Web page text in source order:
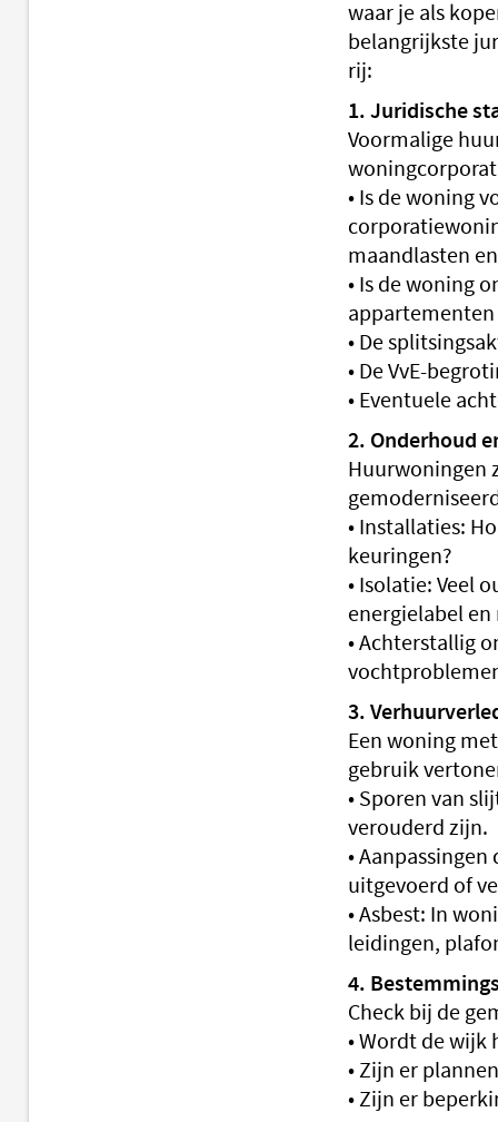
waar je als
belangrijkste
rij:
1. Juridische
Voormalige
• Is de woning
maandlasten
• Is de woning
appartementen
• De
• De VvE-
• Eventuele
2. Onderhoud
Huurwoningen
• Installaties:
keuringen?
• Isolatie: Veel
energielabel
• Achterstallig
3.
Een woning
gebruik
• Sporen van
verouderd zijn.
•
uitgevoerd of
• Asbest: In
leidingen,
4.
Check bij de
• Wordt de
• Zijn er
• Zijn er